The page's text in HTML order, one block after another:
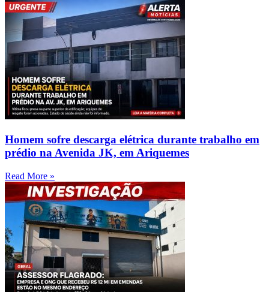
Homem sofre descarga elétrica durante trabalho em
prédio na Avenida JK, em Ariquemes
Read More »